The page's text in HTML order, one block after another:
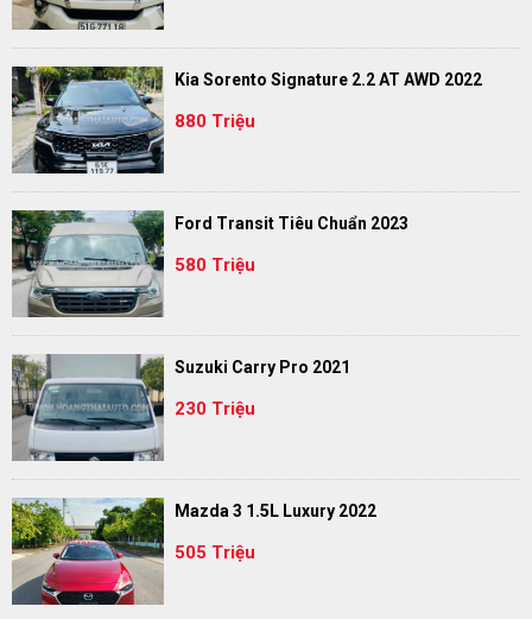
Kia Sorento Signature 2.2 AT AWD 2022
880 Triệu
Ford Transit Tiêu Chuẩn 2023
580 Triệu
Suzuki Carry Pro 2021
230 Triệu
Mazda 3 1.5L Luxury 2022
505 Triệu